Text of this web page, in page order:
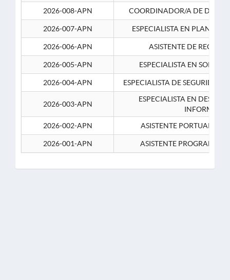
2026-008-APN COORDINADOR/A DE
2026-007-APN ESPECIALISTA EN
2026-006-APN ASISTENTE DE
2026-005-APN ESPECIALISTA EN
2026-004-APN ESPECIALISTA DE SEGURIDAD
2026-003-APN
ESPECIALISTA EN
2026-002-APN
ASISTENTE PORTUARIO 2-
2026-001-APN ASISTENTE